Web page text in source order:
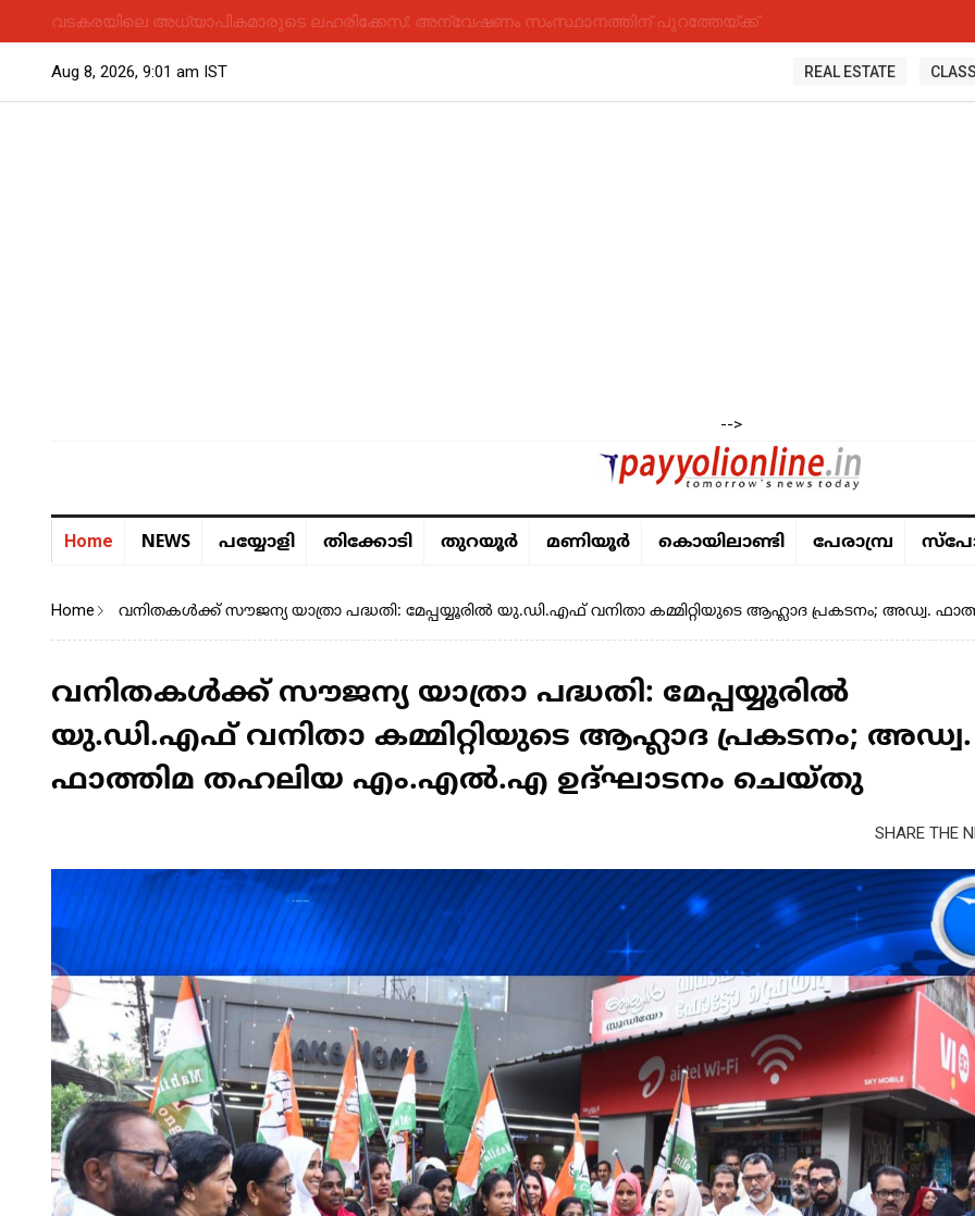
വടകരയിലെ അധ്യാപികമാരുടെ ലഹരിക്കേസ്: അന്വേഷണം സംസ്ഥാനത്തിന് പുറത്തേയ്ക്ക്
Aug 8, 2026, 9:01 am IST REAL ESTATE
-->
Home NEWS പയ്യോളി തിക്കോടി തുറയൂര്‍ മണിയൂര്‍ കൊയിലാണ്ടി പേരാമ്പ്ര
Home വനിതകൾക്ക് സൗജന്യ യാത്രാ പദ്ധതി: മേപ്പയ്യൂരിൽ യു.ഡി.എഫ് വനിതാ കമ്മിറ്റിയുടെ ആഹ്ലാദ പ്രകടനം;
വനിതകൾക്ക് സൗജന്യ യാത്രാ പദ്ധതി: മേപ്പയ്യൂരിൽ
യു.ഡി.എഫ് വനിതാ കമ്മിറ്റിയുടെ ആഹ്ലാദ പ്രകടനം; അഡ്വ.
ഫാത്തിമ തഹലിയ എം.എൽ.എ ഉദ്ഘാടനം ചെയ്തു
SHARE THE